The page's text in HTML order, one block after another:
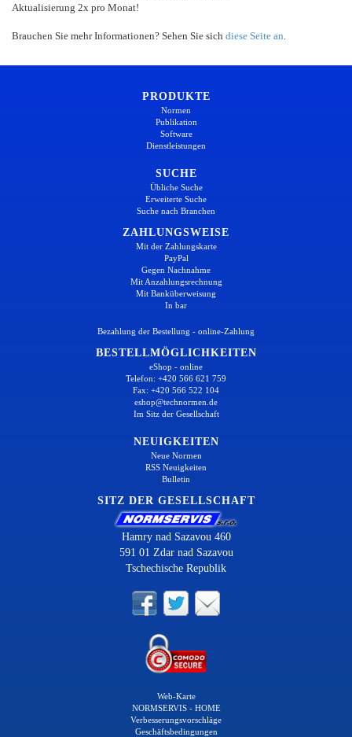
Aktualisierung 2x pro Monat!
Brauchen Sie mehr Informationen? Sehen Sie sich diese Seite an
PRODUKTE
Normen
Publikation
Software
Dienstleistungen
SUCHE
Übliche Suche
Erweiterte Suche
Suche nach Branchen
ZAHLUNGSWEISE
Mit der Zahlungskarte
PayPal
Gegen Nachnahme
Mit Anzahlungsrechnung
Mit Banküberweisung
In bar
Bezahlung der Bestellung - online-Zahlung
BESTELLMÖGLICHKEITEN
eShop - online
Telefon: +420 566 621 759
Fax: +420 566 522 104
eshop@technormen.de
Im Sitz der Gesellschaft
NEUIGKEITEN
Neue Normen
RSS Neuigkeiten
Bulletin
SITZ DER GESELLSCHAFT
Hamry nad Sazavou 460
591 01 Zdar nad Sazavou
Tschechische Republik
Web-Karte
NORMSERVIS - HOME
Verbesserungsvorschläge
Geschäftsbedingungen